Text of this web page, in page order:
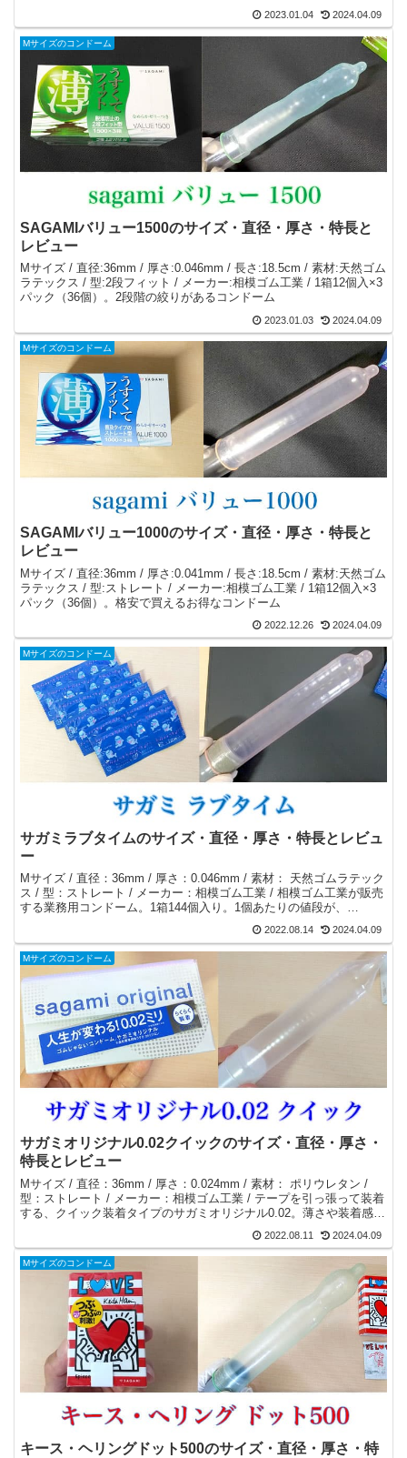
2023.01.04 2024.04.09
Mサイズのコンドーム
SAGAMIバリュー1500のサイズ・直径・厚さ・特長と
レビュー
Mサイズ / 直径:36mm / 厚さ:0.046mm / 長さ:18.5cm / 素材:天然ゴム
ラテックス / 型:2段フィット / メーカー:相模ゴム工業 / 1箱12個入×3
パック（36個）。2段階の絞りがあるコンドーム
2023.01.03 2024.04.09
Mサイズのコンドーム
SAGAMIバリュー1000のサイズ・直径・厚さ・特長と
レビュー
Mサイズ / 直径:36mm / 厚さ:0.041mm / 長さ:18.5cm / 素材:天然ゴム
ラテックス / 型:ストレート / メーカー:相模ゴム工業 / 1箱12個入×3
パック（36個）。格安で買えるお得なコンドーム
2022.12.26 2024.04.09
Mサイズのコンドーム
サガミラブタイムのサイズ・直径・厚さ・特長とレビュ
ー
Mサイズ / 直径：36mm / 厚さ：0.046mm / 素材： 天然ゴムラテック
ス / 型：ストレート / メーカー：相模ゴム工業 / 相模ゴム工業が販売
する業務用コンドーム。1箱144個入り。1個あたりの値段が、
Amazonだと13円と激安！安いけど、品質は悪くない。
2022.08.14 2024.04.09
Mサイズのコンドーム
サガミオリジナル0.02クイックのサイズ・直径・厚さ・
特長とレビュー
Mサイズ / 直径：36mm / 厚さ：0.024mm / 素材： ポリウレタン /
型：ストレート / メーカー：相模ゴム工業 / テープを引っ張って装着
する、クイック装着タイプのサガミオリジナル0.02。薄さや装着感
2022.08.11 2024.04.09
Mサイズのコンドーム
キース・ヘリングドット500のサイズ・直径・厚さ・特